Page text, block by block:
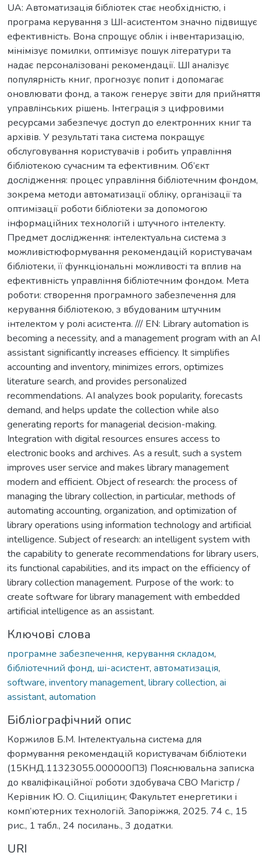
UA: Автоматизація бібліотек стає необхідністю, і
програма керування з ШІ-асистентом значно підвищує
ефективність. Вона спрощує облік і інвентаризацію,
мінімізує помилки, оптимізує пошук літератури та
надає персоналізовані рекомендації. ШІ аналізує
популярність книг, прогнозує попит і допомагає
оновлювати фонд, а також генерує звіти для прийняття
управлінських рішень. Інтеграція з цифровими
ресурсами забезпечує доступ до електронних книг та
архівів. У результаті така система покращує
обслуговування користувачів і робить управління
бібліотекою сучасним та ефективним. Об’єкт
дослідження: процес управління бібліотечним фондом,
зокрема методи автоматизації обліку, організації та
оптимізації роботи бібліотеки за допомогою
інформаційних технологій і штучного інтелекту.
Предмет дослідження: інтелектуальна система з
можливістюформування рекомендацій користувачам
бібліотеки, її функціональні можливості та вплив на
ефективність управління бібліотечним фондом. Мета
роботи: створення програмного забезпечення для
керування бібліотекою, з вбудованим штучним
інтелектом у ролі асистента. /// EN: Library automation is
becoming a necessity, and a management program with an AI
assistant significantly increases efficiency. It simplifies
accounting and inventory, minimizes errors, optimizes
literature search, and provides personalized
recommendations. AI analyzes book popularity, forecasts
demand, and helps update the collection while also
generating reports for managerial decision-making.
Integration with digital resources ensures access to
electronic books and archives. As a result, such a system
improves user service and makes library management
modern and efficient. Object of research: the process of
managing the library collection, in particular, methods of
automating accounting, organization, and optimization of
library operations using information technology and artificial
intelligence. Subject of research: an intelligent system with
the capability to generate recommendations for library users,
its functional capabilities, and its impact on the efficiency of
library collection management. Purpose of the work: to
create software for library management with embedded
artificial intelligence as an assistant.
Ключові слова
програмне забезпечення, керування складом,
бібліотечний фонд, ші-асистент, автоматизація,
software, inventory management, library collection, ai
assistant, automation
Бібліографічний опис
Коржилов Б.М. Інтелектуальна система для
формування рекомендацій користувачам бібліотеки
(15КНД.11323055.000000ПЗ) Пояснювальна записка
до кваліфікаційної роботи здобувача СВО Магістр /
Керівник Ю. О. Сіциліцин; Факультет енергетики і
комп’ютерних технологій. Запоріжжя, 2025. 74 с., 15
рис., 1 табл., 24 посилань., 3 додатки.
URI